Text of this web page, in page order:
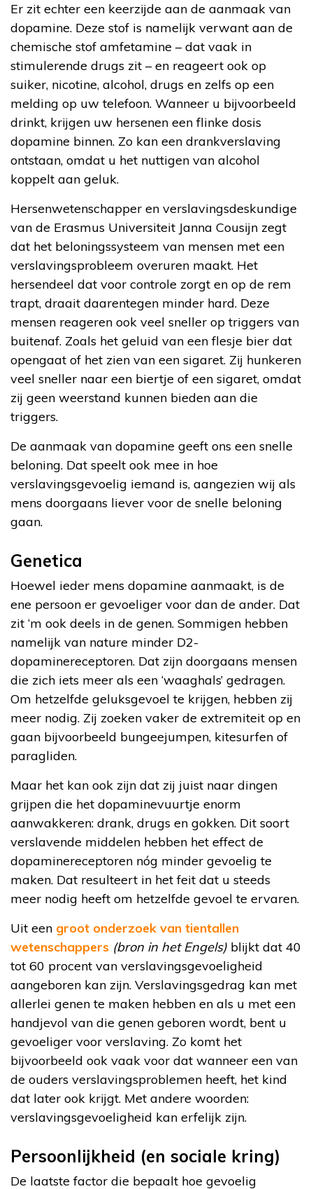
Er zit echter een keerzijde aan de aanmaak van
dopamine. Deze stof is namelijk verwant aan de
chemische stof amfetamine – dat vaak in
stimulerende drugs zit – en reageert ook op
suiker, nicotine, alcohol, drugs en zelfs op een
melding op uw telefoon. Wanneer u bijvoorbeeld
drinkt, krijgen uw hersenen een flinke dosis
dopamine binnen. Zo kan een drankverslaving
ontstaan, omdat u het nuttigen van alcohol
koppelt aan geluk.
Hersenwetenschapper en verslavingsdeskundige
van de Erasmus Universiteit Janna Cousijn zegt
dat het beloningssysteem van mensen met een
verslavingsprobleem overuren maakt. Het
hersendeel dat voor controle zorgt en op de rem
trapt, draait daarentegen minder hard. Deze
mensen reageren ook veel sneller op triggers van
buitenaf. Zoals het geluid van een flesje bier dat
opengaat of het zien van een sigaret. Zij hunkeren
veel sneller naar een biertje of een sigaret, omdat
zij geen weerstand kunnen bieden aan die
triggers.
De aanmaak van dopamine geeft ons een snelle
beloning. Dat speelt ook mee in hoe
verslavingsgevoelig iemand is, aangezien wij als
mens doorgaans liever voor de snelle beloning
gaan.
Genetica
Hoewel ieder mens dopamine aanmaakt, is de
ene persoon er gevoeliger voor dan de ander. Dat
zit ‘m ook deels in de genen. Sommigen hebben
namelijk van nature minder D2-
dopaminereceptoren. Dat zijn doorgaans mensen
die zich iets meer als een ‘waaghals’ gedragen.
Om hetzelfde geluksgevoel te krijgen, hebben zij
meer nodig. Zij zoeken vaker de extremiteit op en
gaan bijvoorbeeld bungeejumpen, kitesurfen of
paragliden.
Maar het kan ook zijn dat zij juist naar dingen
grijpen die het dopaminevuurtje enorm
aanwakkeren: drank, drugs en gokken. Dit soort
verslavende middelen hebben het effect de
dopaminereceptoren nóg minder gevoelig te
maken. Dat resulteert in het feit dat u steeds
meer nodig heeft om hetzelfde gevoel te ervaren.
Uit een groot onderzoek van tientallen
wetenschappers (bron in het Engels) blijkt dat 40
tot 60 procent van verslavingsgevoeligheid
aangeboren kan zijn. Verslavingsgedrag kan met
allerlei genen te maken hebben en als u met een
handjevol van die genen geboren wordt, bent u
gevoeliger voor verslaving. Zo komt het
bijvoorbeeld ook vaak voor dat wanneer een van
de ouders verslavingsproblemen heeft, het kind
dat later ook krijgt. Met andere woorden:
verslavingsgevoeligheid kan erfelijk zijn.
Persoonlijkheid (en sociale kring)
De laatste factor die bepaalt hoe gevoelig